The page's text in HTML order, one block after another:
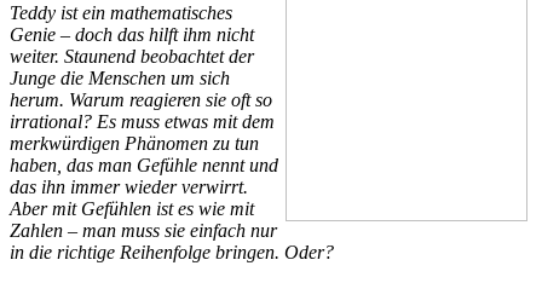
Teddy ist ein mathematisches
Genie – doch das hilft ihm nicht
weiter. Staunend beobachtet der
Junge die Menschen um sich
herum. Warum reagieren sie oft so
irrational? Es muss etwas mit dem
merkwürdigen Phänomen zu tun
haben, das man Gefühle nennt und
das ihn immer wieder verwirrt.
Aber mit Gefühlen ist es wie mit
Zahlen – man muss sie einfach nur
in die richtige Reihenfolge bringen. Oder?